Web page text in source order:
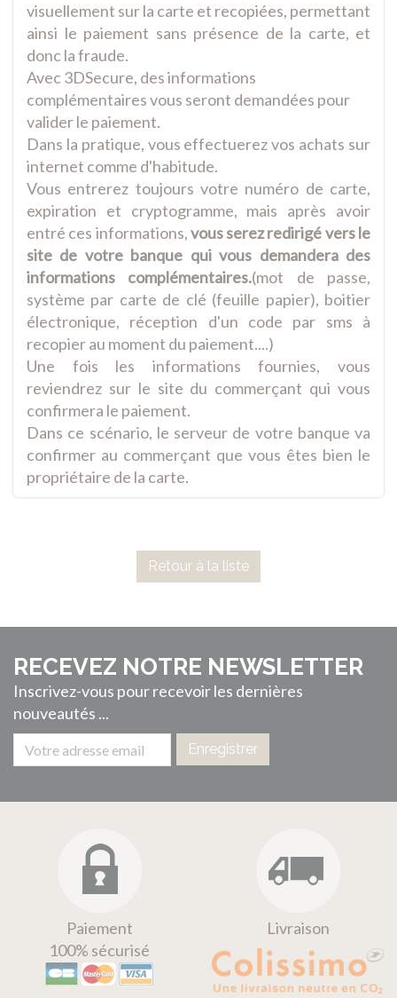
visuellement sur la carte et recopiées, permettant
ainsi le paiement sans présence de la carte, et
donc la fraude.
Avec 3DSecure, des informations
complémentaires vous seront demandées pour
valider le paiement.
Dans la pratique, vous effectuerez vos achats sur
internet comme d'habitude.
Vous entrerez toujours votre numéro de carte,
expiration et cryptogramme, mais après avoir
entré ces informations,vous serez redirigé vers le
site de votre banque qui vous demandera des
informations complémentaires.(mot de passe,
système par carte de clé (feuille papier), boitier
électronique, réception d'un code par sms à
recopier au moment du paiement....)
Une fois les informations fournies, vous
reviendrez sur le site du commerçant qui vous
confirmera le paiement.
Dans ce scénario, le serveur de votre banque va
confirmer au commerçant que vous êtes bien le
propriétaire de la carte.
Retour à la liste
RECEVEZ NOTRE NEWSLETTER
Inscrivez-vous pour recevoir les dernières
nouveautés ...
Enregistrer
Paiement
100% sécurisé
Livraison